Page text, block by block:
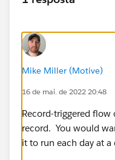
Mike Miller (Motive)
16 de mai. de 2022 20:48
Record-triggered
record. You would
it to run each day at a